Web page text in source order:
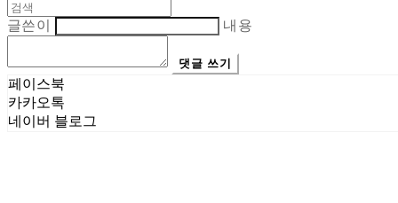
글쓴이 내용
댓글 쓰기
페이스북
카카오톡
네이버 블로그